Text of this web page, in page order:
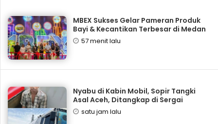
‎MBEX Sukses Gelar Pameran Produk
Bayi & Kecantikan Terbesar di Medan
57 menit lalu
Nyabu di Kabin Mobil, Sopir Tangki
Asal Aceh, Ditangkap di Sergai
satu jam lalu